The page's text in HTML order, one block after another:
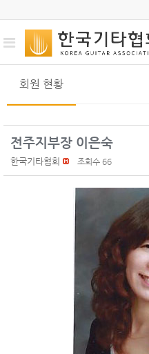
회원 현황
전주지부장 이은숙
한국기타협회 조회수 66